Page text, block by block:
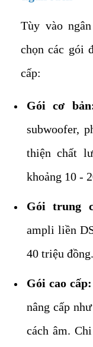
Tùy vào
chọn các gói
cấp:
Gói cơ
subwoofer,
thiện chất
khoảng 10 -
Gói trung
ampli liền
40 triệu đồng.
Gói cao cấp:
nâng cấp
cách âm.